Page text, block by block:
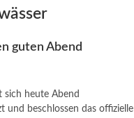
guten Abend
sich heute Abend
und beschlossen das offizielle